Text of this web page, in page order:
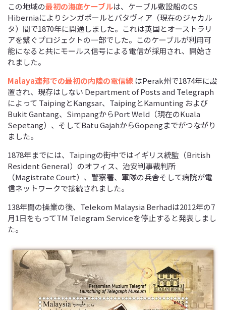
この地域の最初の海底ケーブルは、ケーブル敷設船のCS
Hiberniaによりシンガポールとバタヴィア（現在のジャカル
タ）間で1870年に開通しました。これは英国とオーストラリ
アを繋ぐプロジェクトの一部でした。このケーブルが利用可
能になると共にモールス信号による電信が採用され、開始さ
れました。
Malaya連邦での最初の内陸の電信線 はPerak州で1874年に設
置され、現存はしない Department of Posts and Telegraph
によって TaipingとKangsar、TaipingとKamunting および
Bukit Gantang、SimpangからPort Weld（現在のKuala
Sepetang）、そしてBatu GajahからGopengまでがつながり
ました。
1878年までには、Taipingの街中ではイギリス統監（British
Resident General）のオフィス、治安判事裁判所
（Magistrate Court）、警察署、軍隊の兵舎そして病院が電
信ネットワークで接続されました。
138年間の操業の後、Telekom Malaysia Berhadは2012年の7
月1日をもってTM Telegram Serviceを停止すると発表しまし
た。